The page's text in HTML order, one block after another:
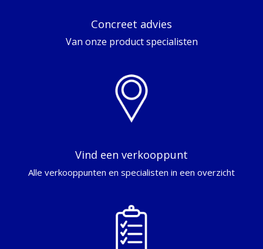
Concreet advies
Van onze product specialisten
Vind een verkooppunt
Alle verkooppunten en specialisten in een overzicht